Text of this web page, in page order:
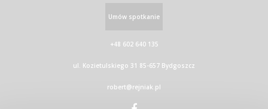
+48 602 640 135
ul. Kozietulskiego 31 85-657 Bydgoszcz
robert@rejniak.pl
Umów spotkanie